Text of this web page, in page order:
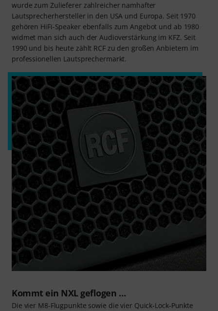
wurde zum Zulieferer zahlreicher namhafter
Lautsprecherhersteller in den USA und Europa. Seit 1970
gehören HiFi-Speaker ebenfalls zum Angebot und ab 1980
widmet man sich auch der Audioverstärkung im KFZ. Seit
1990 und bis heute zählt RCF zu den großen Anbietern im
professionellen Lautsprechermarkt.
Kommt ein NXL geflogen …
Die vier M8-Flugpunkte sowie die vier Quick-Lock-Punkte